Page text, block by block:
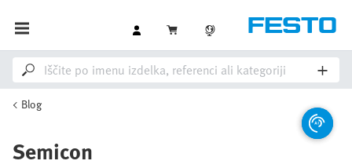
Blog
Semicon